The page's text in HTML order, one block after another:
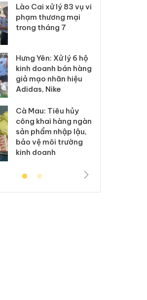
Lào Cai xử lý 83 vụ vi
phạm thương mại
trong tháng 7
Hưng Yên: Xử lý 6 hộ
kinh doanh bán hàng
giả mạo nhãn hiệu
Adidas, Nike
Cà Mau: Tiêu hủy
công khai hàng ngàn
sản phẩm nhập lậu,
bảo vệ môi trường
kinh doanh